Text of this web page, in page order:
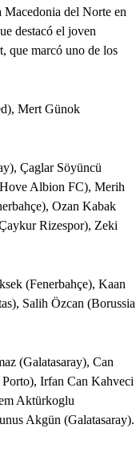
Macedonia del Norte en
destacó el joven
que marcó uno de los
Mert Günok
Çaglar Söyüncü
Albion FC), Merih
Ozan Kabak
Rizespor), Zeki
(Fenerbahçe), Kaan
Salih Özcan (Borussia
(Galatasaray), Can
Irfan Can Kahveci
Aktürkoglu
Akgün (Galatasaray).